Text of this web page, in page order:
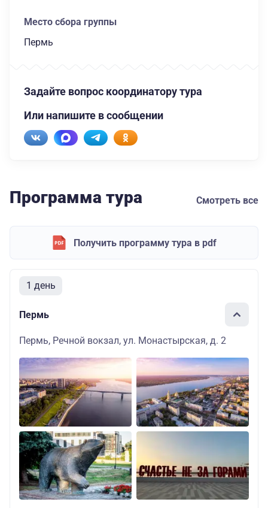
Место сбора группы
Пермь
Задайте вопрос координатору тура
Или напишите в сообщении
Программа тура Смотреть все
Получить программу тура в pdf
1 день
Пермь
Пермь, Речной вокзал, ул. Монастырская, д. 2